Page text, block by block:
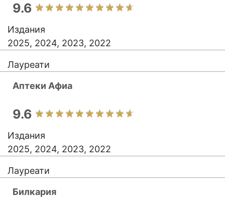
9.6
Издания
2025, 2024, 2023, 2022
Лауреати
Аптеки Афиа
9.6
Издания
2025, 2024, 2023, 2022
Лауреати
Билкария